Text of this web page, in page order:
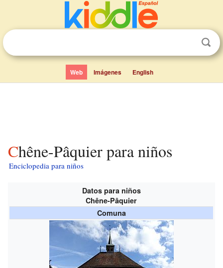
Web Imágenes English
Chêne-Pâquier para niños
Enciclopedia para niños
Datos para niños
Chêne-Pâquier
Comuna